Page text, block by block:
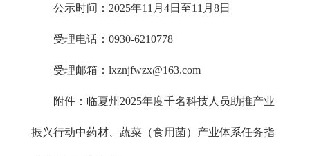
公示时间：2025年11月4日至11月8日
受理电话：0930-6210778
受理邮箱：lxznjfwzx@163.com
附件：临夏州2025年度千名科技人员助推产业
振兴行动中药材、蔬菜（食用菌）产业体系任务指